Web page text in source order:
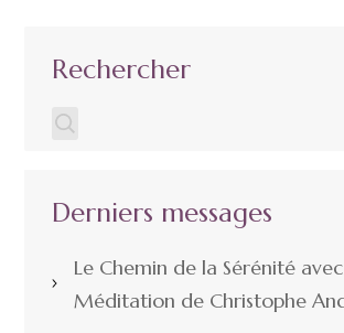
Rechercher
Derniers messages
Le Chemin de la Sérénité
Méditation de Christophe